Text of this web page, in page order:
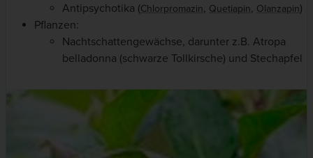
Antipsychotika (Chlorpromazin, Quetiapin, Olanzapin)
Pflanzen:
Nachtschattengewächse, darunter z.B. Atropa
belladonna (schwarze Tollkirsche) und Stechapfel